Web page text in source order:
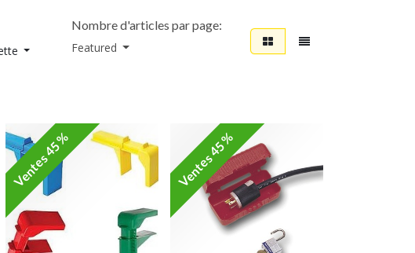
Nombre d'articles par page:
Featured
Ventes 45 % Ventes 45 %